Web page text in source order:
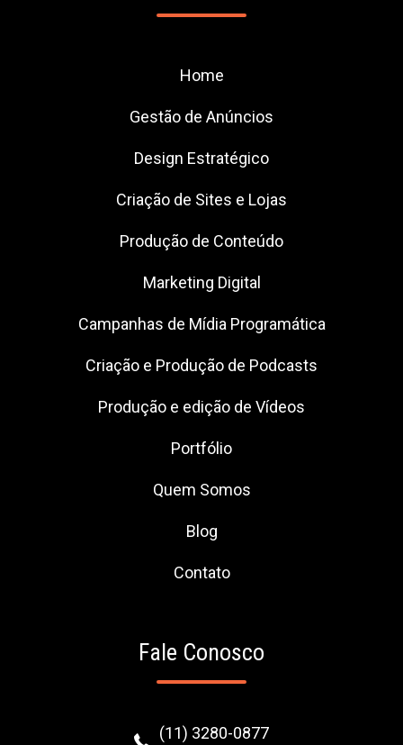
Home
Gestão de Anúncios
Design Estratégico
Criação de Sites e Lojas
Produção de Conteúdo
Marketing Digital
Campanhas de Mídia Programática
Criação e Produção de Podcasts
Produção e edição de Vídeos
Portfólio
Quem Somos
Blog
Contato
Fale Conosco
(11) 3280-0877